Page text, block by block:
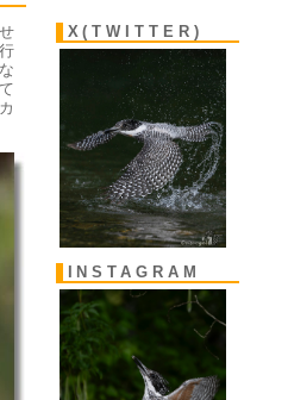
X(TWITTER)
INSTAGRAM